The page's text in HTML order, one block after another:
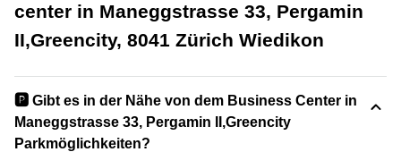
center in Maneggstrasse 33, Pergamin
II,Greencity, 8041 Zürich Wiedikon
🅿️ Gibt es in der Nähe von dem Business Center in
Maneggstrasse 33, Pergamin II,Greencity
Parkmöglichkeiten?